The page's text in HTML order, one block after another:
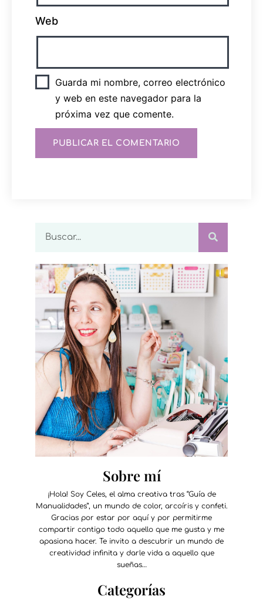
Web
Guarda mi nombre, correo electrónico
y web en este navegador para la
próxima vez que comente.
Sobre mí
¡Hola! Soy Celes, el alma creativa tras “Guía de
Manualidades”, un mundo de color, arcoíris y confeti.
Gracias por estar por aquí y por permitirme
compartir contigo todo aquello que me gusta y me
apasiona hacer. Te invito a descubrir un mundo de
creatividad infinita y darle vida a aquello que
sueñas…
Categorías